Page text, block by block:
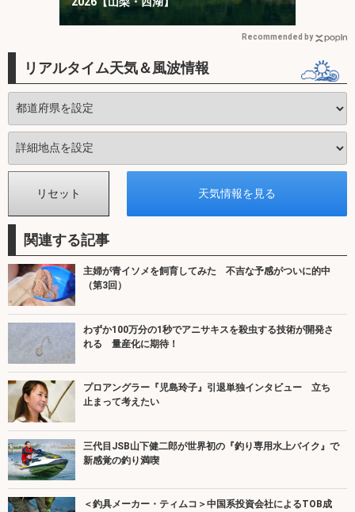
Recommended by
リアルタイム天気＆風波情報
関連する記事
主婦が青イソメを飼育してみた 不吉な予感がついに的中
（第3回）
わずか100万分の1秒でアニサキスを殺虫する技術が開発さ
れる 量産化に期待！
プロアングラー『児島玲子』引退単独インタビュー 立ち
止まって考えたい
三代目JSB山下健二郎が世界初の『釣り専用水上バイク』で
新感覚の釣り満喫
＜釣具メーカー・ティムコ＞中国系投資会社によるTOB成